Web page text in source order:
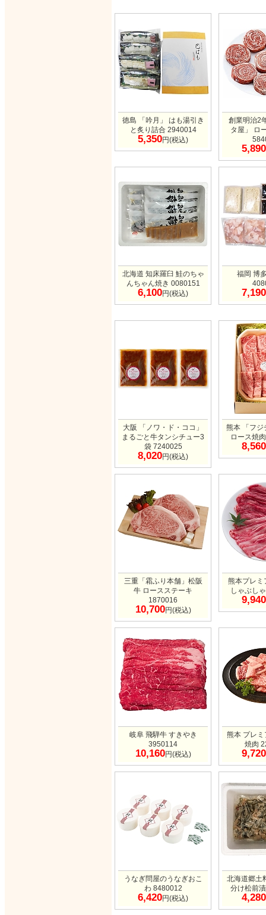
徳島 「吟月」 はも湯引き
と炙り詰合 2940014
5,350円(税込)
創業明治2
タ屋」 ロ
5,890
北海道 知床羅臼 鮭のちゃ
んちゃん焼き 0080151
6,100円(税込)
福岡 博
7,190
大阪 「ノワ・ド・ココ」
まるごと牛タンシチュー3
袋 7240025
8,020円(税込)
熊本 「フジ
ロース焼
8,560
三重「霜ふり本舗」松阪
牛 ロースステーキ
1870016
10,700円(税込)
熊本プレミ
しゃぶし
9,940
岐阜 飛騨牛 すきやき
3950114
10,160円(税込)
熊本 プレ
焼肉
9,720
うなぎ問屋のうなぎおこ
わ 8480012
6,420円(税込)
北海道郷土
分け松前
4,280